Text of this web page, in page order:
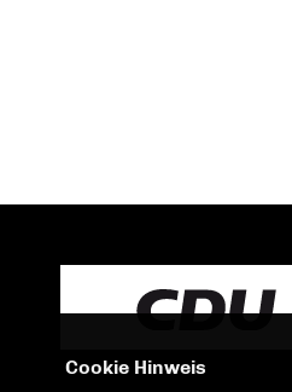
Cookie Hinweis